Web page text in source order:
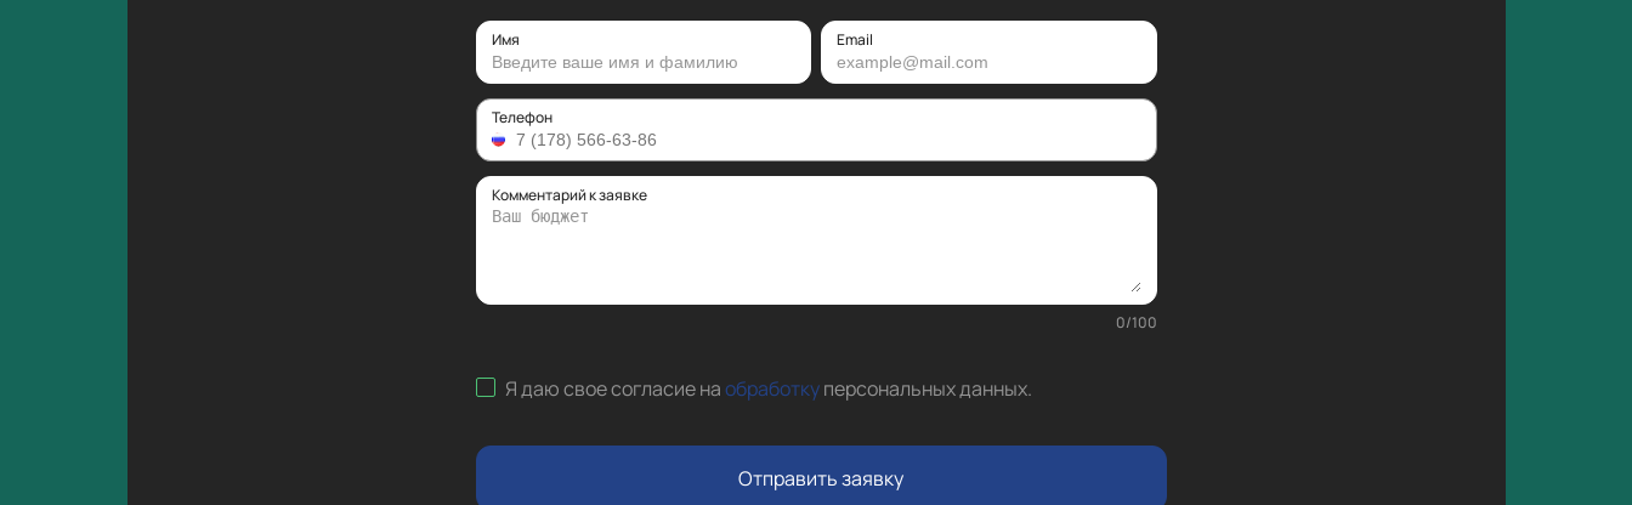
Имя Email
Телефон
Комментарий к заявке
0/100
Я даю свое согласие наобработку персональных данных.
Отправить заявку